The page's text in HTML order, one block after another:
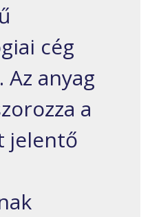
cég
anyag
a
jelentő